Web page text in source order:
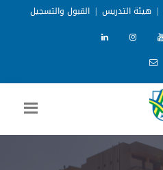
| هيئة التدريس | القبول والتسجيل